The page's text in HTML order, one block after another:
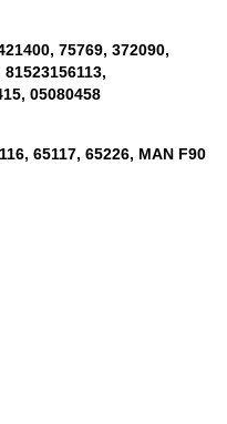
75769, 372090,
81523156113,
05080458
65117, 65226, MAN F90